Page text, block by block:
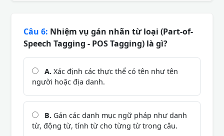
Câu 6: Nhiệm vụ gán nhãn từ loại (Part-of-
Speech Tagging - POS Tagging) là gì?
A. Xác định các thực thể có tên như tên
người hoặc địa danh.
B. Gán các danh mục ngữ pháp như danh
từ, động từ, tính từ cho từng từ trong câu.